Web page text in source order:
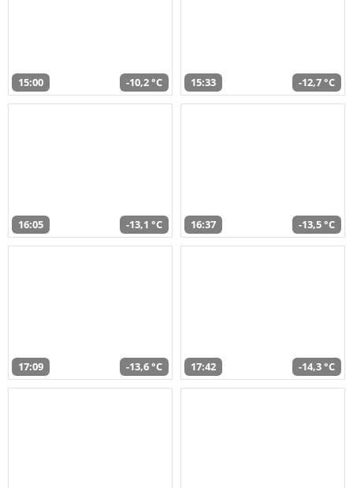
15:00 -10,2 °C 15:33 -12,7 °C
16:05 -13,1 °C 16:37 -13,5 °C
17:09 -13,6 °C 17:42 -14,3 °C